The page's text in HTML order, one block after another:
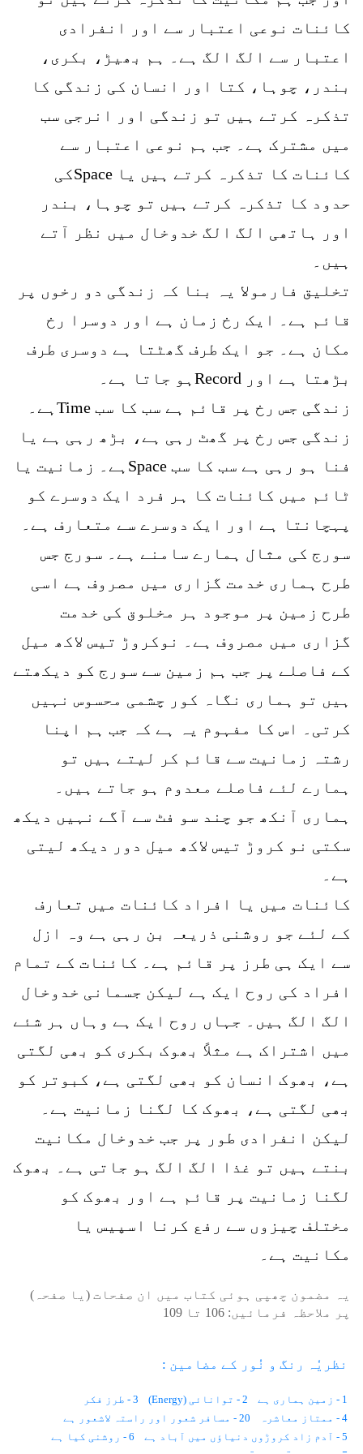
کائنات نوعی اعتبار سے اور انفرادی
اعتبار سے الگ الگ ہے۔ ہم بھیڑ، بکری،
بندر، چوہا، کتا اور انسان کی زندگی کا
تذکرہ کرتے ہیں تو زندگی اور انرجی سب
میں مشترک ہے۔ جب ہم نوعی اعتبار سے
کائنات کا تذکرہ کرتے ہیں یا Spaceکی
حدود کا تذکرہ کرتے ہیں تو چوہا، بندر
اور ہاتھی الگ الگ خدوخال میں نظر آتے
ہیں۔
تخلیق فارمولا یہ بنا کہ زندگی دو رخوں پر
قائم ہے۔ ایک رخ زمان ہے اور دوسرا رخ
مکان ہے۔ جو ایک طرف گھٹتا ہے دوسری طرف
بڑھتا ہے اور Recordہو جاتا ہے۔
زندگی جس رخ پر قائم ہے سب کا سب Timeہے۔
زندگی جس رخ پر گھٹ رہی ہے، بڑھ رہی ہے یا
فنا ہو رہی ہے سب کا سب Spaceہے۔ زمانیت یا
ٹائم میں کائنات کا ہر فرد ایک دوسرے کو
پہچانتا ہے اور ایک دوسرے سے متعارف ہے۔
سورج کی مثال ہمارے سامنے ہے۔ سورج جس
طرح ہماری خدمت گزاری میں مصروف ہے اسی
طرح زمین پر موجود ہر مخلوق کی خدمت
گزاری میں مصروف ہے۔ نوکروڑ تیس لاکھ میل
کے فاصلے پر جب ہم زمین سے سورج کو دیکھتے
ہیں تو ہماری نگاہ کور چشمی محسوس نہیں
کرتی۔ اس کا مفہوم یہ ہے کہ جب ہم اپنا
رشتہ زمانیت سے قائم کر لیتے ہیں تو
ہمارے لئے فاصلے معدوم ہو جاتے ہیں۔
ہماری آنکھ جو چند سو فٹ سے آگے نہیں دیکھ
سکتی نو کروڑ تیس لاکھ میل دور دیکھ لیتی
ہے۔
کائنات میں یا افراد کائنات میں تعارف
کے لئے جو روشنی ذریعہ بن رہی ہے وہ ازل
سے ایک ہی طرز پر قائم ہے۔ کائنات کے تمام
افراد کی روح ایک ہے لیکن جسمانی خدوخال
الگ الگ ہیں۔ جہاں روح ایک ہے وہاں ہر شئے
میں اشتراک ہے مثلاً بھوک بکری کو بھی لگتی
ہے، بھوک انسان کو بھی لگتی ہے، کبوتر کو
بھی لگتی ہے، بھوک کا لگنا زمانیت ہے۔
لیکن انفرادی طور پر جب خدوخال مکانیت
بنتے ہیں تو غذا الگ الگ ہو جاتی ہے۔ بھوک
لگنا زمانیت پر قائم ہے اور بھوک کو
مختلف چیزوں سے رفع کرنا اسپیس یا
مکانیت ہے۔
یہ مضمون چھپی ہوئی کتاب میں ان صفحات (یا صفحہ)
پر ملاحظہ فرمائیں: 106 تا 109
نظریٗہ رنگ و نُور کے مضامین :
1 - زمین ہماری ہے 2 - توانائی (Energy)
3 - طرز فکر
4 - ممتاز معاشرہ
20 - مسافر شعور اور راستہ لاشعور ہے
5 - آدم زاد کروڑوں دنیاؤں میں آباد ہے
6 - روشنی کیا ہے